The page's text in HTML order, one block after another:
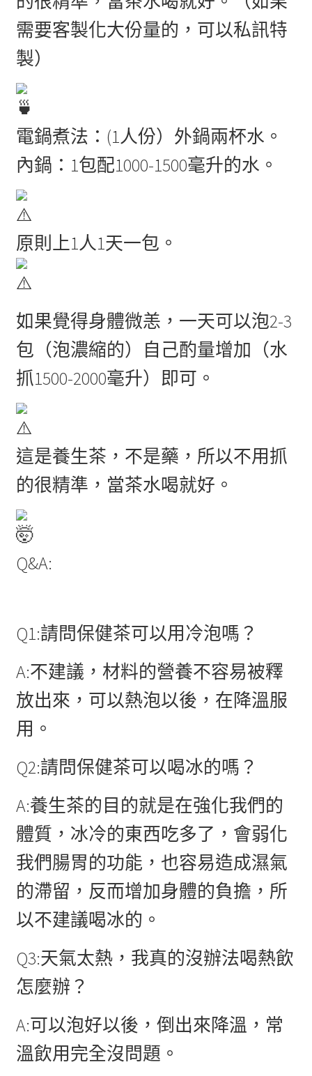
需要客製化大份量的，可以私訊特
製）
電鍋煮法：(1人份）外鍋兩杯水。
內鍋：1包配1000-1500毫升的水。
原則上1人1天一包。
如果覺得身體微恙，一天可以泡2-3
包（泡濃縮的）自己酌量增加（水
抓1500-2000毫升）即可。
這是養生茶，不是藥，所以不用抓
的很精準，當茶水喝就好。
Q&A:
Q1:請問保健茶可以用冷泡嗎？
A:不建議，材料的營養不容易被釋
放出來，可以熱泡以後，在降溫服
用。
Q2:請問保健茶可以喝冰的嗎？
A:養生茶的目的就是在強化我們的
體質，冰冷的東西吃多了，會弱化
我們腸胃的功能，也容易造成濕氣
的滯留，反而增加身體的負擔，所
以不建議喝冰的。
Q3:天氣太熱，我真的沒辦法喝熱飲
怎麼辦？
A:可以泡好以後，倒出來降溫，常
溫飲用完全沒問題。